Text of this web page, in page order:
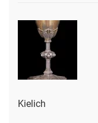
Kielich